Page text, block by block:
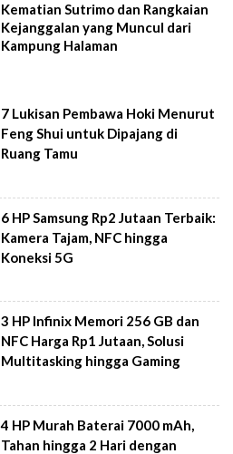
Kematian Sutrimo dan Rangkaian
Kejanggalan yang Muncul dari
Kampung Halaman
7 Lukisan Pembawa Hoki Menurut
Feng Shui untuk Dipajang di
Ruang Tamu
6 HP Samsung Rp2 Jutaan Terbaik:
Kamera Tajam, NFC hingga
Koneksi 5G
3 HP Infinix Memori 256 GB dan
NFC Harga Rp1 Jutaan, Solusi
Multitasking hingga Gaming
4 HP Murah Baterai 7000 mAh,
Tahan hingga 2 Hari dengan